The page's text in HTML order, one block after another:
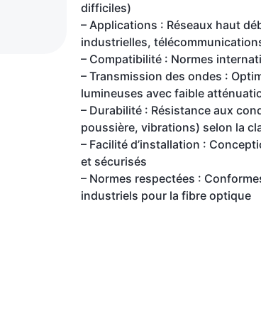
difficiles)
– Applications : Réseaux haut
industrielles,
– Compatibilité : Normes
– Transmission des ondes :
lumineuses avec faible
– Durabilité : Résistance aux
poussière, vibrations) selon la
– Facilité d’installation :
et sécurisés
– Normes respectées :
industriels pour la fibre optique